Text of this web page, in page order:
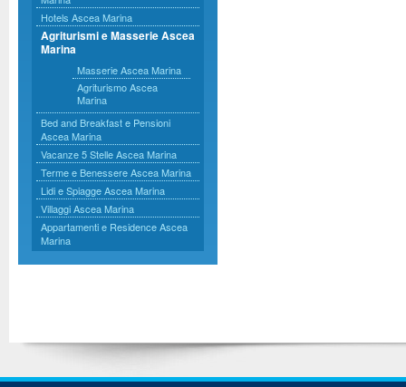
Hotels Ascea Marina
Agriturismi e Masserie Ascea
Marina
Masserie Ascea Marina
Agriturismo Ascea
Marina
Bed and Breakfast e Pensioni
Ascea Marina
Vacanze 5 Stelle Ascea Marina
Terme e Benessere Ascea Marina
Lidi e Spiagge Ascea Marina
Villaggi Ascea Marina
Appartamenti e Residence Ascea
Marina